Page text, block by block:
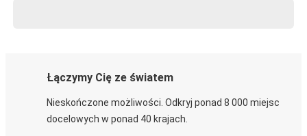
Łączymy Cię ze światem
Nieskończone możliwości. Odkryj ponad 8 000 miejsc
docelowych w ponad 40 krajach.